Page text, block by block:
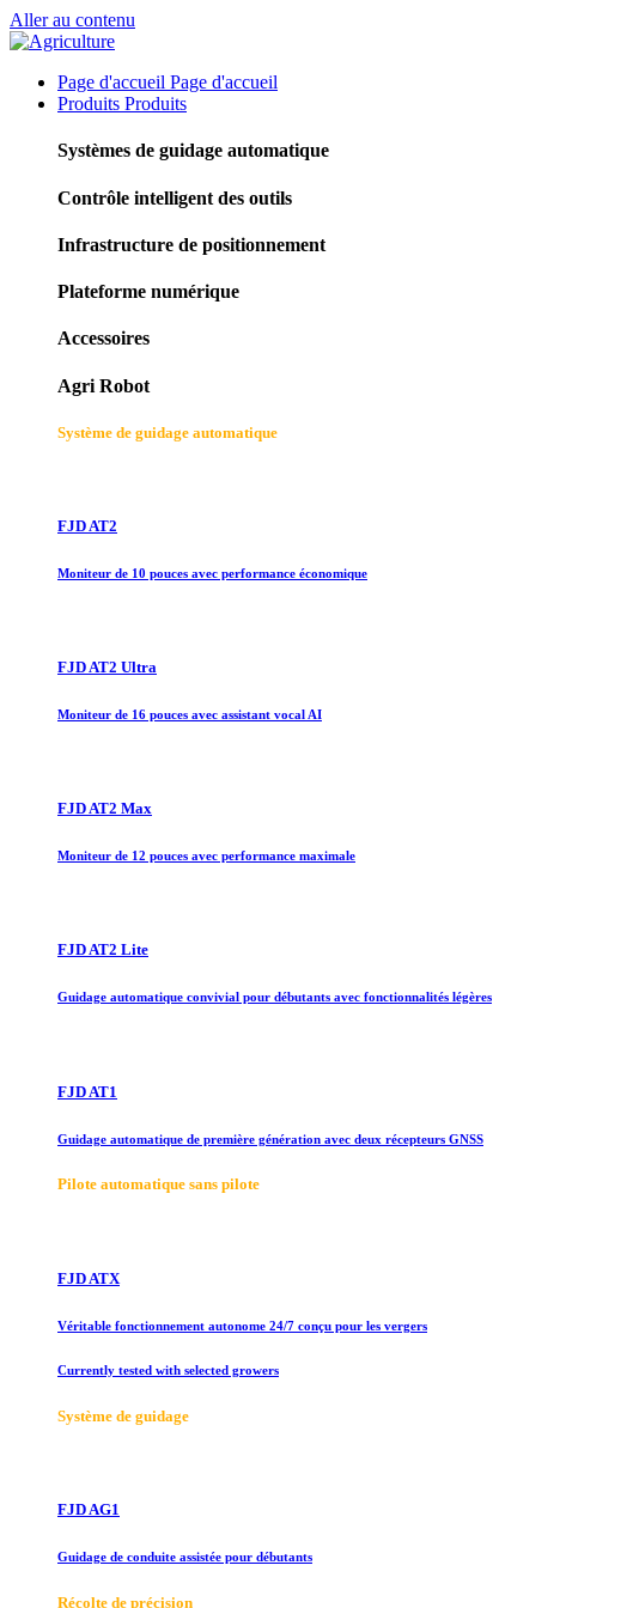
Aller au contenu
Page d'accueil Page d'accueil
Produits Produits
Systèmes de guidage automatique
Contrôle intelligent des outils
Infrastructure de positionnement
Plateforme numérique
Accessoires
Agri Robot
Système de guidage automatique
FJD AT2
Moniteur de 10 pouces avec performance économique
FJD AT2 Ultra
Moniteur de 16 pouces avec assistant vocal AI
FJD AT2 Max
Moniteur de 12 pouces avec performance maximale
FJD AT2 Lite
Guidage automatique convivial pour débutants avec fonctionnalités légères
FJD AT1
Guidage automatique de première génération avec deux récepteurs GNSS
Pilote automatique sans pilote
FJD ATX
Véritable fonctionnement autonome 24/7 conçu pour les vergers
Currently tested with selected growers
Système de guidage
FJD AG1
Guidage de conduite assistée pour débutants
Récolte de précision